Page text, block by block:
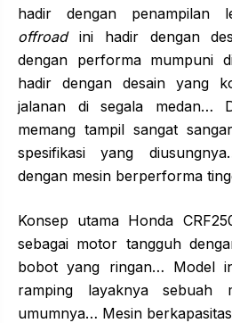
hadir dengan penampilan
offroadini hadir dengan
dengan performa mumpuni
hadir dengan desain yang
jalanan di segala medan…
memang tampil sangat
spesifikasi yang
dengan mesin berperforma
Konsep utama Honda
sebagai motor tangguh
bobot yang ringan… Model
ramping layaknya sebuah
umumnya… Mesin